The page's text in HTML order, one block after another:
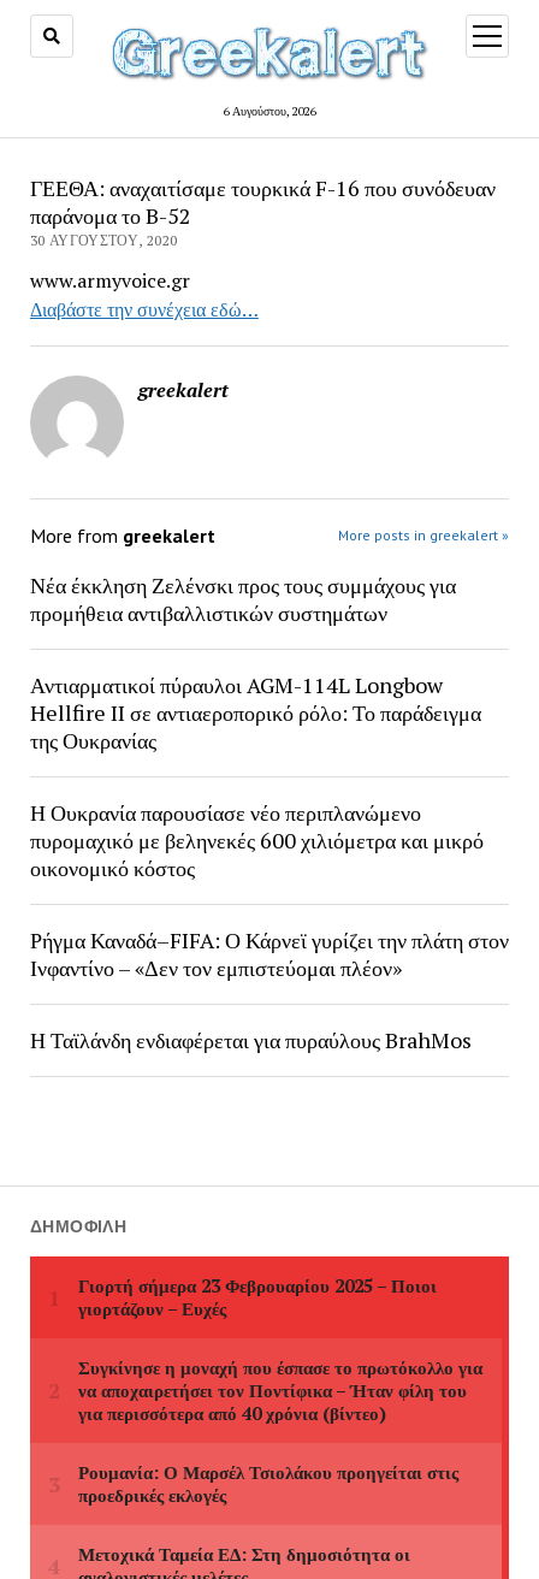
6 Αυγούστου, 2026
open
menu
ΓΕΕΘΑ: αναχαιτίσαμε τουρκικά F-16 που συνόδευαν
παράνομα το B-52
30 ΑΥΓΟΎΣΤΟΥ, 2020
www.armyvoice.gr
Διαβάστε την συνέχεια εδώ…
greekalert
More from greekalert More posts in greekalert »
Νέα έκκληση Ζελένσκι προς τους συμμάχους για
προμήθεια αντιβαλλιστικών συστημάτων
Αντιαρματικοί πύραυλοι AGM-114L Longbow
Hellfire II σε αντιαεροπορικό ρόλο: Το παράδειγμα
της Ουκρανίας
Η Ουκρανία παρουσίασε νέο περιπλανώμενο
πυρομαχικό με βεληνεκές 600 χιλιόμετρα και μικρό
οικονομικό κόστος
Ρήγμα Καναδά–FIFA: Ο Κάρνεϊ γυρίζει την πλάτη στον
Ινφαντίνο – «Δεν τον εμπιστεύομαι πλέον»
Η Ταϊλάνδη ενδιαφέρεται για πυραύλους BrahMos
ΔΗΜΟΦΙΛΉ